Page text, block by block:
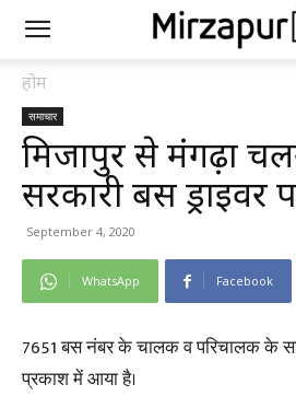
होम
समाचार
मिर्जापुर से मंगढ़ा
सरकारी बस
September 4, 2020
WhatsApp Facebook
7651 बस नंबर के चालक व परिचालक के
प्रकाश में आया है।